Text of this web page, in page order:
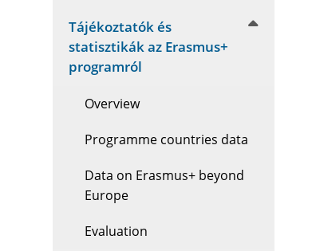
Tájékoztatók és
statisztikák az Erasmus+
programról
Overview
Programme countries data
Data on Erasmus+ beyond
Europe
Evaluation